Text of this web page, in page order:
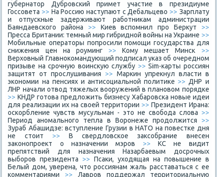
губернатор Дубровский примет участие в президиуме
Госсовета>> На Россию наступают с Дебальцево >> Зарплату
и отпускные задерживают работникам администрации
Баяндаевского района >> Киев вспомнил про Беркут >>
Пресса Британии: темный мир гибридной войны на Украине >>
Мобильные операторы попросили помощи государства для
снижения цен на роуминг >>Кому мешает Минск >>
Верховный Главнокомандующий подписал указ об очередном
призыве на срочную воинскую службу >>Sim-карты россиян
защитят от прослушивания>> Маркин упрекнул власти в
экономии на пенсиях и антисоциальной политике>> ДНР и
ЛНР начали отвод тяжелых вооружений в плановом порядке
>>КНДР готова предложить бизнесу Хабаровска новые идеи
для реализации их на своей территории>> Президент Ирана:
оскорбление чувств мусульман - это не свобода слова >>
Период аномального тепла в Воронеже продолжится >>
Зураб Абашидзе: вступление Грузии в НАТО на повестке дня
не стоит >>В свердловское заксобрание внесен
законопроект о назначении мэров >> КС не видит
препятствий для назначения Назарбаевым досрочных
выборов президента>>Псаки, уходящая на повышение в
Белый дом, уверена, что россиянам жаль расставаться с ее
комментариями>> Лавров поддержал территориальную